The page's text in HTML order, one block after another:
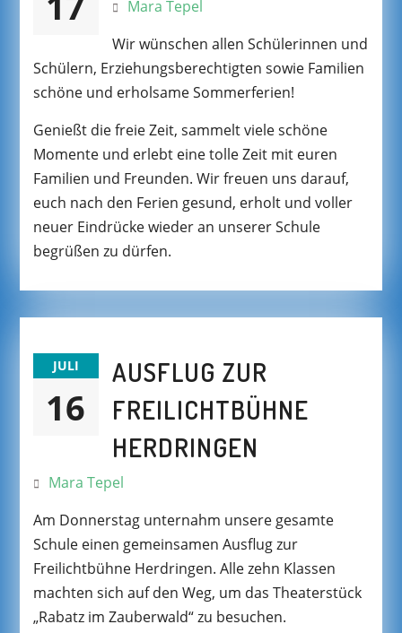
Mara Tepel
Wir wünschen allen Schülerinnen und
Schülern, Erziehungsberechtigten sowie Familien
schöne und erholsame Sommerferien!
Genießt die freie Zeit, sammelt viele schöne
Momente und erlebt eine tolle Zeit mit euren
Familien und Freunden. Wir freuen uns darauf,
euch nach den Ferien gesund, erholt und voller
neuer Eindrücke wieder an unserer Schule
begrüßen zu dürfen.
JULI
16
AUSFLUG ZUR
FREILICHTBÜHNE
HERDRINGEN
Mara Tepel
Am Donnerstag unternahm unsere gesamte
Schule einen gemeinsamen Ausflug zur
Freilichtbühne Herdringen. Alle zehn Klassen
machten sich auf den Weg, um das Theaterstück
„Rabatz im Zauberwald“ zu besuchen.